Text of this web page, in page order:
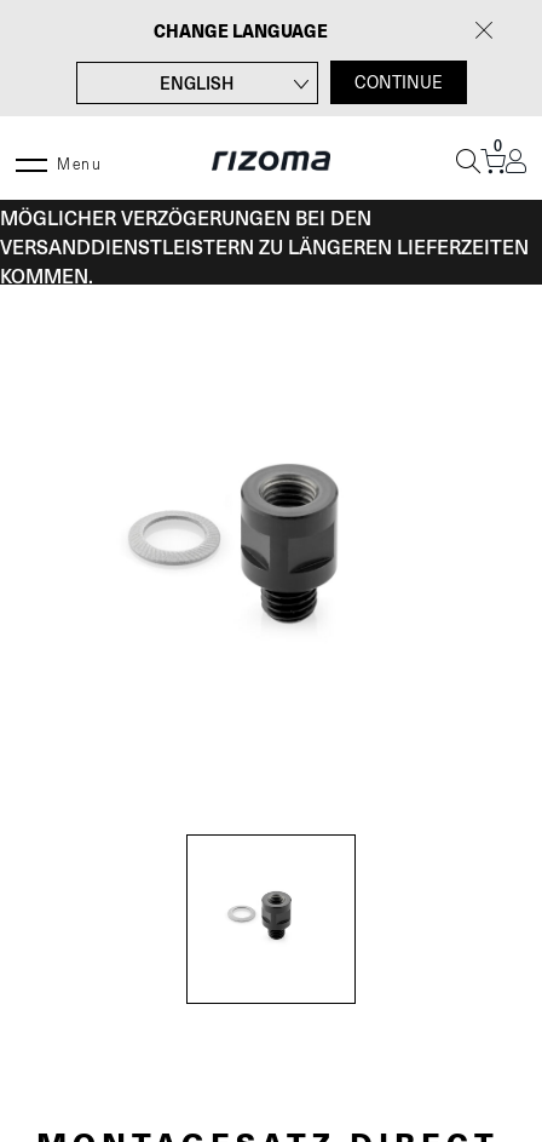
CHANGE LANGUAGE
ENGLISH
ITALIANO
ESPAÑOL
CONTINUE
Menu
0
MÖGLICHER VERZÖGERUNGEN BEI DEN
VERSANDDIENSTLEISTERN ZU LÄNGEREN LIEFERZEITEN
KOMMEN.